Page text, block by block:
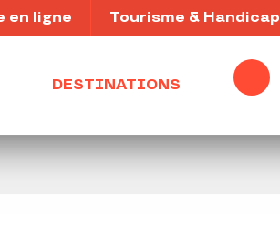
en ligne Tourisme & Handicap
DESTINATIONS